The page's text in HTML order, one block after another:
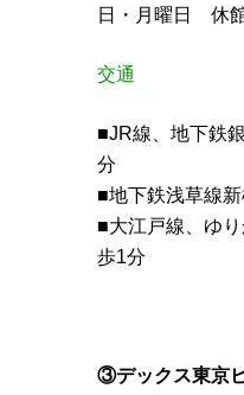
日・月曜日 休
交通
■JR線、地下鉄
分
■地下鉄浅草線
■大江戸線、ゆ
歩1分
③デックス東京